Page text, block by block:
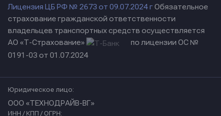
Лицензия ЦБ РФ № 2673 от 09.07.2024 гОбязательное
страхование гражданской ответственности
владельцев транспортных средств осуществляется
АО «Т-Страхование»
по лицензии ОС №
0191-03 от 01.07.2024
Юридическое лицо:
ООО «ТЕХНОДРАЙВ-ВГ»
ИНН / КПП / ОГРН: